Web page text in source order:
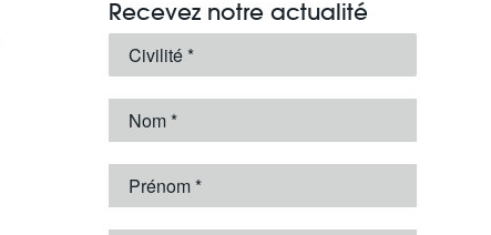
Recevez notre actualité